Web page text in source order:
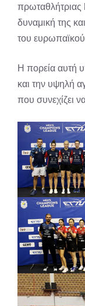
πρωταθλήτριας
δυναμική της
του
Η πορεία αυτή
και την υψηλή
που συνεχίζει